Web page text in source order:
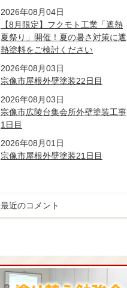
2026年08月04日
【8月限定】フクモト工業「遮熱
夏祭り」開催！夏の暑さ対策に遮
熱塗料をご検討ください
2026年08月03日
宗像市屋根外壁塗装22日目
2026年08月03日
宗像市広陵台集会所外壁塗装工事
1日目
2026年08月01日
宗像市屋根外壁塗装21日目
最近のコメント